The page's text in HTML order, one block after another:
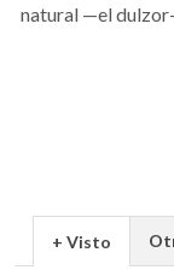
natural —el
+ Visto